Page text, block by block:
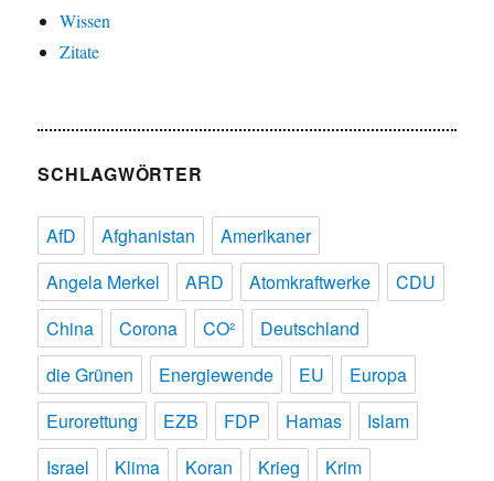
Wissen
Zitate
SCHLAGWÖRTER
AfD Afghanistan
Amerikaner
Angela Merkel
ARD Atomkraftwerke
CDU
China
Corona CO²
Deutschland
die Grünen
Energiewende EU
Europa
Eurorettung
EZB FDP Hamas
Islam
Israel
Klima Koran Krieg
Krim